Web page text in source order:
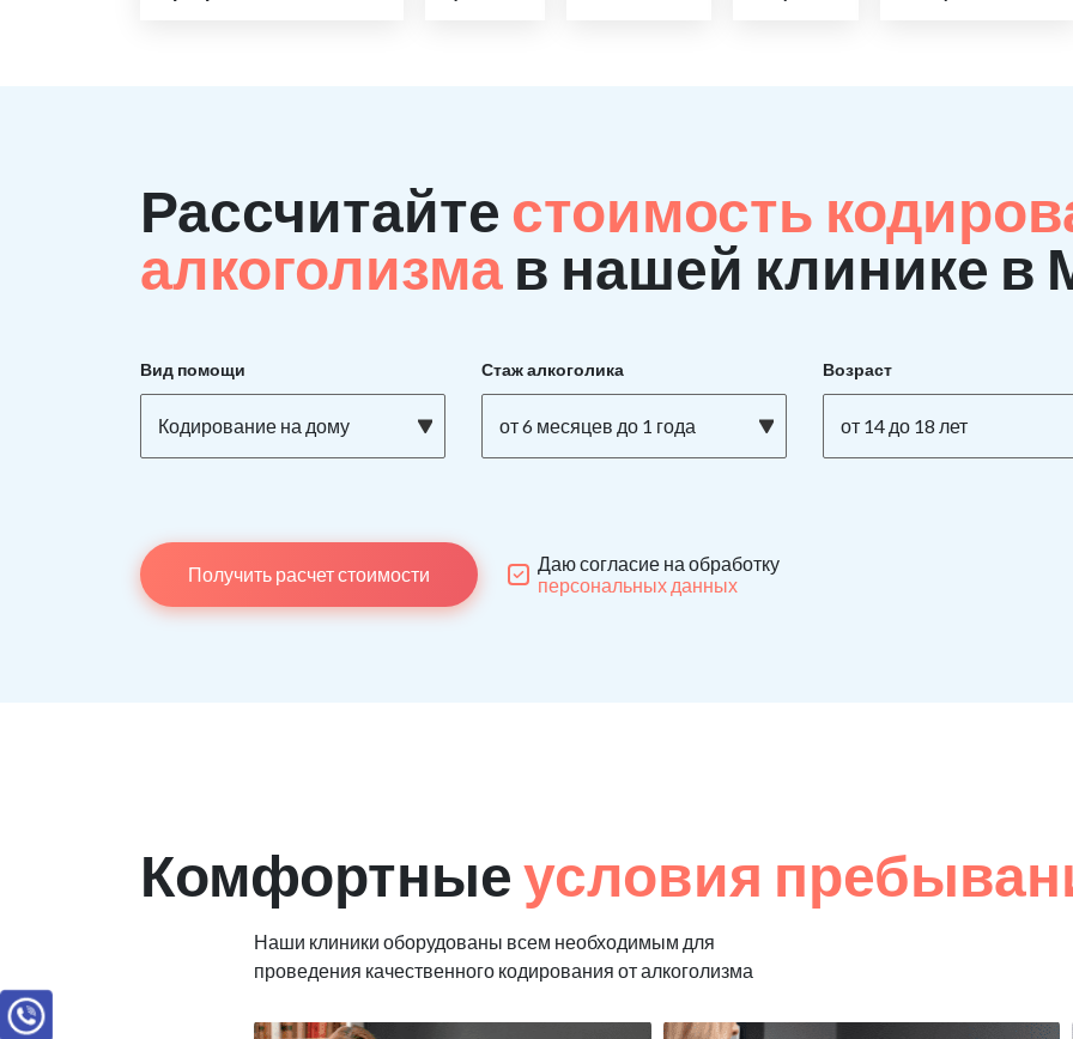
Рассчитайте стоимость
алкоголизма в нашей клинике в
Вид помощи
Кодирование на дому
Стаж алкоголика
от 6 месяцев до 1 года
Возраст
от 14 до 18 лет
Получить расчет стоимости
Даю согласие на обработку
персональных данных
Комфортныеусловия
Наши клиники оборудованы всем необходимым для
проведения качественного кодирования от алкоголизма